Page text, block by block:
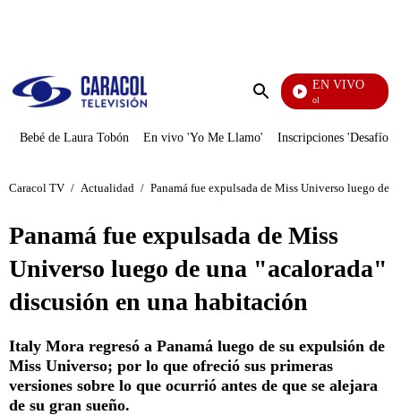
Enviar
EN VIVO
Noticias Caracol
Bebé de Laura Tobón En vivo 'Yo Me Llamo' Inscripciones 'Desafío'
Caracol TV / Actualidad / Panamá fue expulsada de Miss Universo luego de
Panamá fue expulsada de Miss
Universo luego de una "acalorada"
discusión en una habitación
Italy Mora regresó a Panamá luego de su expulsión de
Miss Universo; por lo que ofreció sus primeras
versiones sobre lo que ocurrió antes de que se alejara
de su gran sueño.